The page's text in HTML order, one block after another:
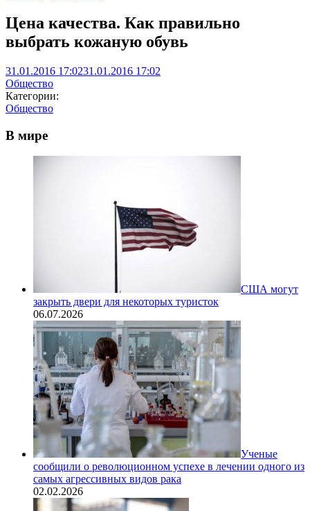
Цена качества. Как правильно
выбрать кожаную обувь
31.01.2016 17:0231.01.2016 17:02
Общество
Категории:
Общество
В мире
США могут
закрыть двери для некоторых туристок
06.07.2026
Ученые
сообщили о революционном успехе в лечении одного из
самых агрессивных видов рака
02.02.2026